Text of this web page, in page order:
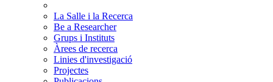
La Salle i la Recerca
Be a Researcher
Grups i Instituts
Àrees de recerca
Linies d'investigació
Projectes